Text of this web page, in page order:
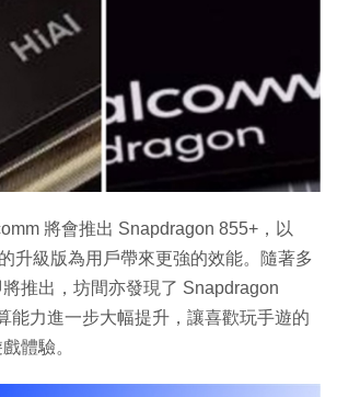
將會推出 Snapdragon 855+，以
升級版為用戶帶來更強的效能。隨著多
推出，坊間亦發現了 Snapdragon
能力進一步大幅提升，讓喜歡玩手遊的
體驗。